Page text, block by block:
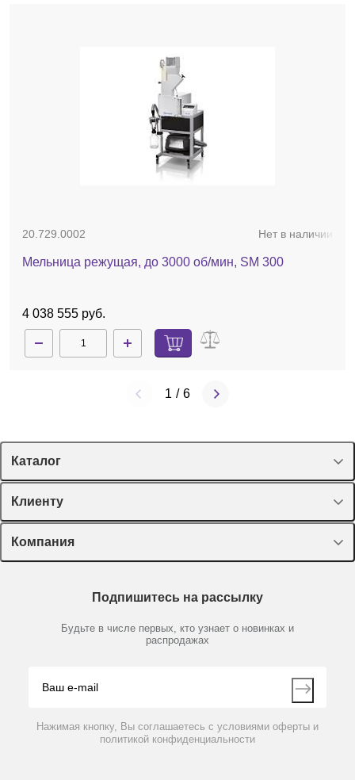
20.729.0002 Нет в наличии
Мельница режущая, до 3000 об/мин, SM 300
4 038 555 руб.
1 / 6
Каталог
Спецпредложения
Оборудование, приборы
Пластик, стекло, принадлежности
Химические реактивы, препараты, наборы
Производители
Клиенту
Лекторий Диаэм
Доставка и оплата
Мобильное приложение
Компания
Партнеры
Контакты
Подпишитесь на рассылку
Будьте в числе первых, кто узнает о новинках и
распродажах
Нажимая кнопку, Вы соглашаетесь с условиями оферты и
политикой конфиденциальности